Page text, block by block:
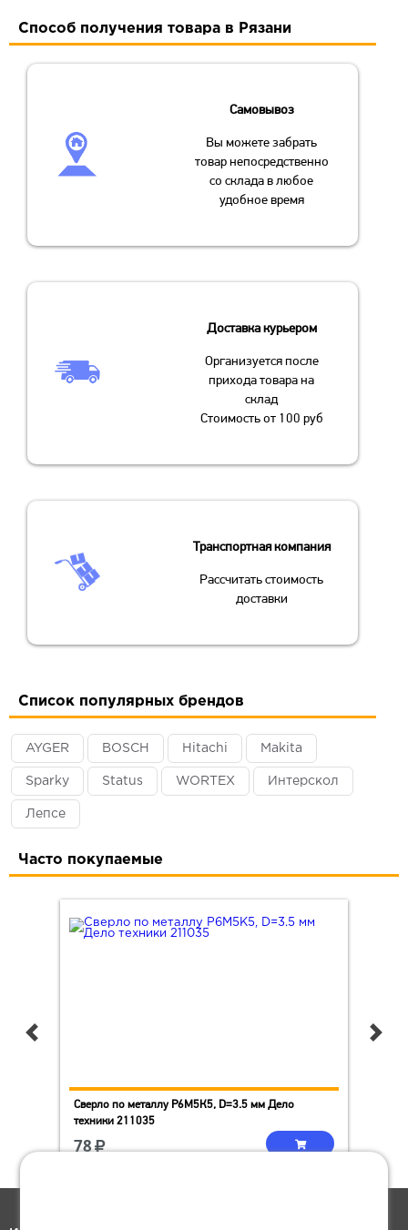
Способ получения товара в Рязани
Самовывоз
Вы можете забрать
товар непосредственно
со склада в любое
удобное время
Доставка курьером
Организуется после
прихода товара на
склад
Стоимость от 100 руб
Транспортная компания
Рассчитать стоимость
доставки
Список популярных брендов
AYGER BOSCH Hitachi Makita
Sparky Status WORTEX Интерскол
Лепсе
Часто покупаемые
Сверло по металлу Р6М5К5, D=3.5 мм Дело
техники 211035
78